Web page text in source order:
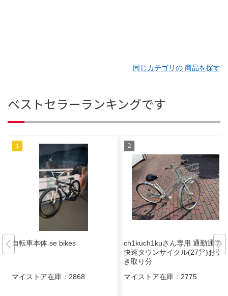
同じカテゴリの 商品を探す
ベストセラーランキングです
自転車本体 se bikes
マイストア在庫： 2868
ch1kuch1kuさん専用 通勤通学
快速タウンサイクル(27㌅)お引
き取り分
マイストア在庫： 2775